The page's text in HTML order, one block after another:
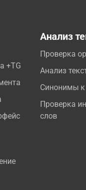
+TG
Анализ
Проверка
Анализ
Синонимы к
Проверка
слов